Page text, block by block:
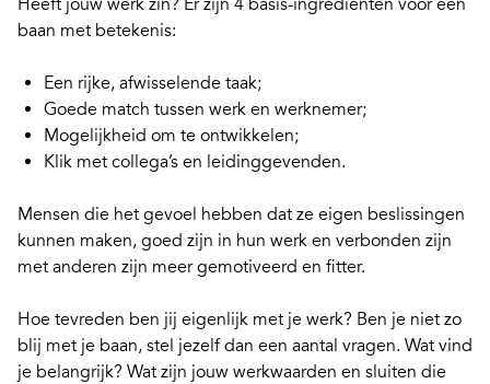
Heeft jouw werk zin? Er zijn 4 basis-ingrediënten voor een
baan met betekenis:
Een rijke, afwisselende taak;
Goede match tussen werk en werknemer;
Mogelijkheid om te ontwikkelen;
Klik met collega’s en leidinggevenden.
Mensen die het gevoel hebben dat ze eigen beslissingen
kunnen maken, goed zijn in hun werk en verbonden zijn
met anderen zijn meer gemotiveerd en fitter.
Hoe tevreden ben jij eigenlijk met je werk? Ben je niet zo
blij met je baan, stel jezelf dan een aantal vragen. Wat vind
je belangrijk? Wat zijn jouw werkwaarden en sluiten die